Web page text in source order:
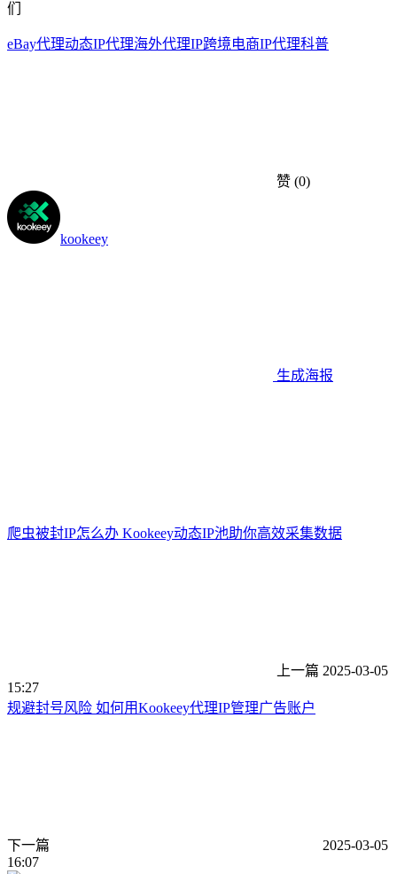
们
eBay代理动态IP代理海外代理IP跨境电商IP代理科普
赞 (0)
kookeey
生成海报
爬虫被封IP怎么办 Kookeey动态IP池助你高效采集数据
上一篇 2025-03-05
15:27
规避封号风险 如何用Kookeey代理IP管理广告账户
下一篇
2025-03-05
16:07